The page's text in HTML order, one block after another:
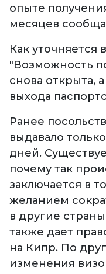
опыте
месяцев
Как уточняется
"Возможность
снова открыта,
выхода
Ранее
выдавало
дней.
почему так
заключается в
желанием
в другие
также дает
на Кипр. По
изменения